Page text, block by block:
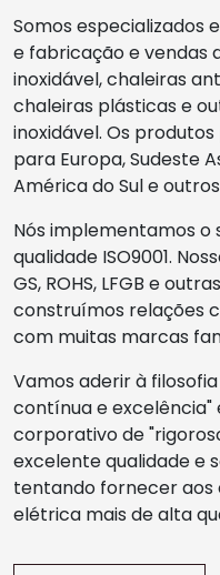
Somos especializados
e fabricação e vendas
inoxidável, chaleiras
chaleiras plásticas e
inoxidável. Os
para Europa, Sudeste
América do Sul e
Nós implementamos o
qualidade ISO9001.
GS, ROHS, LFGB e
construímos relações
com muitas marcas
Vamos aderir à
contínua e
corporativo de
excelente qualidade e
tentando fornecer aos
elétrica mais de alta